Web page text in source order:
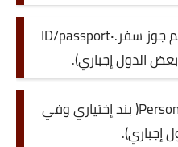
رقم بطاقة الهوية أو رقم جوز سفر.ID/passport٠
الدول إجباري).
الرمز الضريبي Personal Tax ID( بند إختياري وفي
إجباري).